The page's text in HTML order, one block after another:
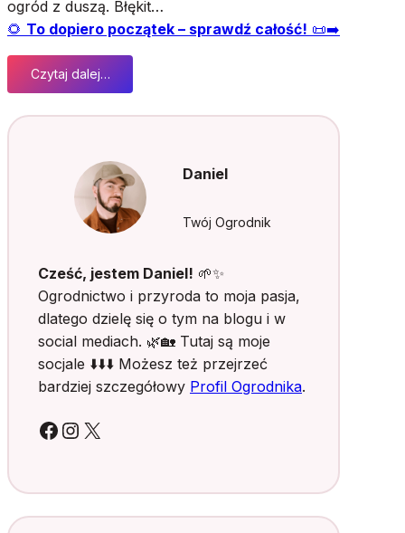
ogród z duszą. Błękit…
🌻 To dopiero początek – sprawdź całość! 📜➡️
Czytaj dalej…
b
i
t
u
i
f
i
l
e
o
Daniel
Twój Ogrodnik
Cześć, jestem Daniel! 🌱✨
Ogrodnictwo i przyroda to moja pasja,
dlatego dzielę się o tym na blogu i w
social mediach. 🌿🏡 Tutaj są moje
socjale ⬇️⬇️⬇️ Możesz też przejrzeć
bardziej szczegółowy Profil Ogrodnika.
Facebook Instagram X